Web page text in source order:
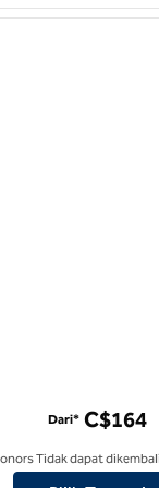
Inn Calgary
Dari* C$164
Tidak dapat